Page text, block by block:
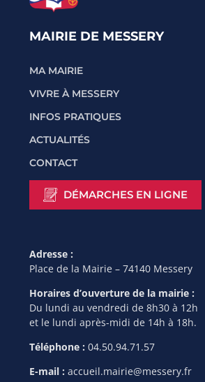
MAIRIE DE MESSERY
MA MAIRIE
VIVRE À MESSERY
INFOS PRATIQUES
ACTUALITÉS
CONTACT
DÉMARCHES EN LIGNE
Adresse :
Place de la Mairie – 74140 Messery
Horaires d’ouverture de la mairie :
Du lundi au vendredi de 8h30 à 12h
et le lundi après-midi de 14h à 18h.
Téléphone : 04.50.94.71.57
E-mail : accueil.mairie@messery.fr